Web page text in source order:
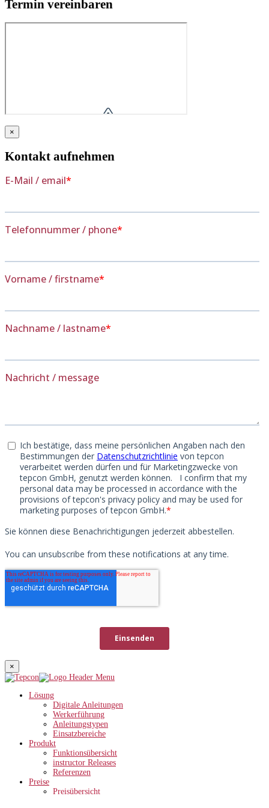
Termin vereinbaren
×
Kontakt aufnehmen
×
Lösung
Digitale Anleitungen
Werkerführung
Anleitungstypen
Einsatzbereiche
Produkt
Funktionsübersicht
instructor Releases
Referenzen
Preise
Preisübersicht